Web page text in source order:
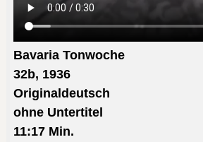
Bavaria Tonwoche
32b, 1936
Original deutsch
ohneUntertitel
11:17 Min.